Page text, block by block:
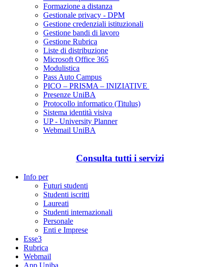
Formazione a distanza
Gestionale privacy - DPM
Gestione credenziali istituzionali
Gestione bandi di lavoro
Gestione Rubrica
Liste di distribuzione
Microsoft Office 365
Modulistica
Pass Auto Campus
PICO – PRISMA – INIZIATIVE
Presenze UniBA
Protocollo informatico (Titulus)
Sistema identità visiva
UP - University Planner
Webmail UniBA
Consulta tutti i servizi
Info per
Futuri studenti
Studenti iscritti
Laureati
Studenti internazionali
Personale
Enti e Imprese
Esse3
Rubrica
Webmail